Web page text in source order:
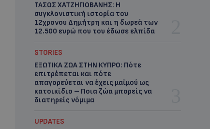
ΤΑΣΟΣ ΧΑΤΖΗΓΙΟΒΑΝΗΣ: Η
συγκλονιστική ιστορία του
12χρονου Δημήτρη και η δωρεά των
12.500 ευρώ που του έδωσε ελπίδα
STORIES
ΕΞΩΤΙΚΑ ΖΩΑ ΣΤΗΝ ΚΥΠΡΟ: Πότε
επιτρέπεται και πότε
απαγορεύεται να έχεις μαϊμού ως
κατοικίδιο – Ποια ζώα μπορείς να
διατηρείς νόμιμα
UPDATES